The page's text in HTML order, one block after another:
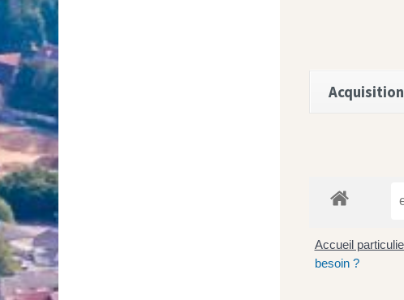
Accueil
besoin ?